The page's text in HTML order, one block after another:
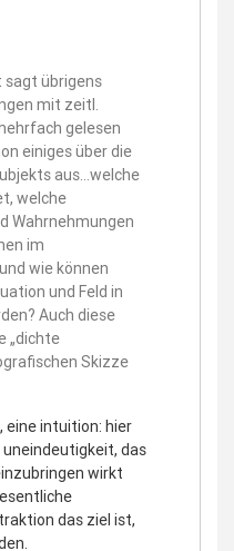
sagt übrigens
mit zeitl.
gelesen
einiges über die
aus…welche
welche
Wahrnehmungen
im
wie können
und Feld in
Auch diese
„dichte
Skizze
eine intuition: hier
das
wirkt
das ziel ist,